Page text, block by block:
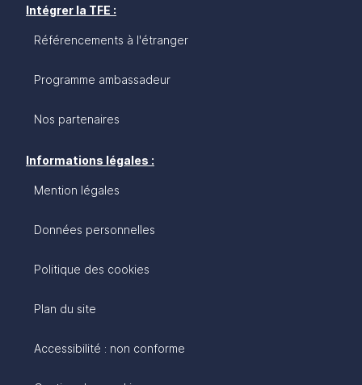
Intégrer la TFE :
Référencements à l'étranger
Programme ambassadeur
Nos partenaires
Informations légales :
Mention légales
Données personnelles
Politique des cookies
Plan du site
Accessibilité : non conforme